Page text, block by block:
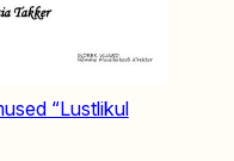
“Lustlikul